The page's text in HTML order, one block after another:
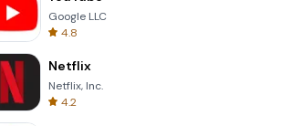
Google LLC
4.8
Netflix
Netflix, Inc.
4.2